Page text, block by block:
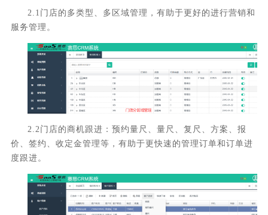
2.1门店的多类型、多区域管理，有助于更好的进行营销和
服务管理。
2.2门店的商机跟进：预约量尺、量尺、复尺、方案、报
价、签约、收定金管理等，有助于更快速的管理订单和订单进
度跟进。